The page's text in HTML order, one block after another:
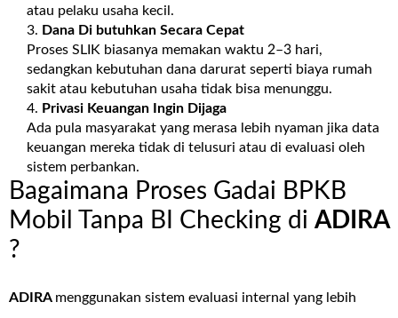
atau pelaku usaha kecil.
Dana Di butuhkan Secara Cepat
Proses SLIK biasanya memakan waktu 2–3 hari,
sedangkan kebutuhan dana darurat seperti biaya rumah
sakit atau kebutuhan usaha tidak bisa menunggu.
Privasi Keuangan Ingin Dijaga
Ada pula masyarakat yang merasa lebih nyaman jika data
keuangan mereka tidak di telusuri atau di evaluasi oleh
sistem perbankan.
Bagaimana Proses Gadai BPKB
Mobil Tanpa BI Checking di ADIRA
?
ADIRA menggunakan sistem evaluasi internal yang lebih